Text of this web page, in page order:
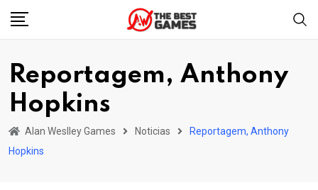
Skip
Reportagem, Anthony
Hopkins
Alan Weslley Games Noticias
Reportagem, Anthony
Hopkins